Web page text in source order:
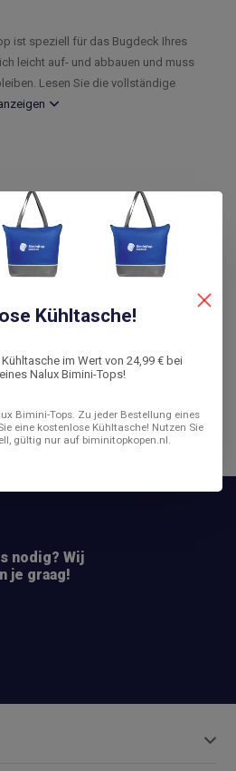
ist speziell für das Bugdeck Ihres
leicht auf- und abbauen und muss
Lesen Sie die vollständige
nodig? Wij
je graag!
Kühltasche!
im Wert von 24,99 € bei
Nalux Bimini-Tops!
Bimini-Tops. Zu jeder Bestellung eines
eine kostenlose Kühltasche! Nutzen Sie
gültig nur auf biminitopkopen.nl.